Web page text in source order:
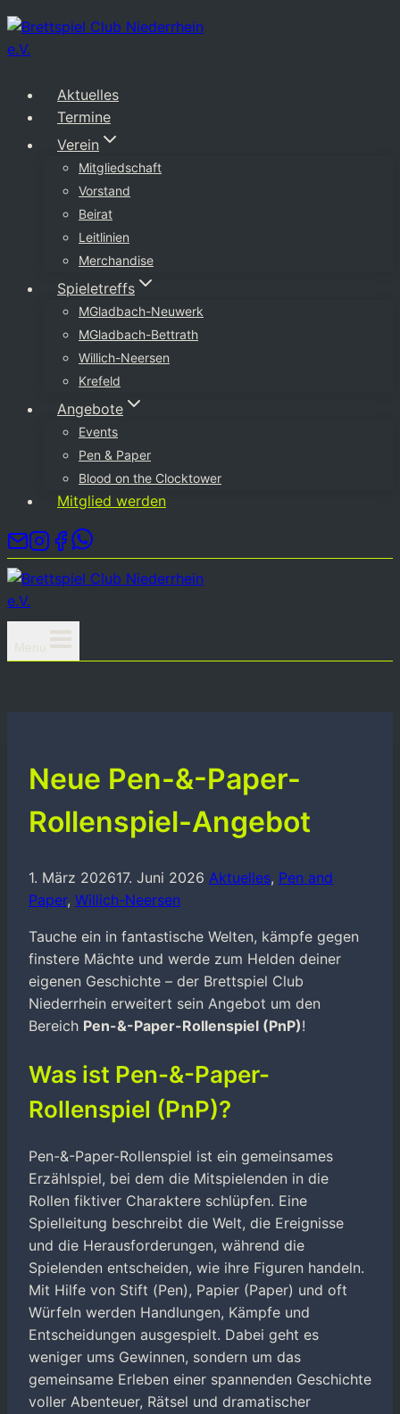
Zum
Inhalt
springen
Aktuelles
Termine
Verein
Mitgliedschaft
Vorstand
Beirat
Leitlinien
Merchandise
Spieletreffs
MGladbach-Neuwerk
MGladbach-Bettrath
Willich-Neersen
Krefeld
Angebote
Events
Pen & Paper
Blood on the Clocktower
Mitglied werden
Menu
Neue Pen-&-Paper-
Rollenspiel-Angebot
1. März 202617. Juni 2026 Aktuelles, Pen and
Paper, Willich-Neersen
Tauche ein in fantastische Welten, kämpfe gegen
finstere Mächte und werde zum Helden deiner
eigenen Geschichte – der Brettspiel Club
Niederrhein erweitert sein Angebot um den
Bereich Pen-&-Paper-Rollenspiel (PnP)!
Was ist Pen-&-Paper-
Rollenspiel (PnP)?
Pen-&-Paper-Rollenspiel ist ein gemeinsames
Erzählspiel, bei dem die Mitspielenden in die
Rollen fiktiver Charaktere schlüpfen. Eine
Spielleitung beschreibt die Welt, die Ereignisse
und die Herausforderungen, während die
Spielenden entscheiden, wie ihre Figuren handeln.
Mit Hilfe von Stift (Pen), Papier (Paper) und oft
Würfeln werden Handlungen, Kämpfe und
Entscheidungen ausgespielt. Dabei geht es
weniger ums Gewinnen, sondern um das
gemeinsame Erleben einer spannenden Geschichte
voller Abenteuer, Rätsel und dramatischer